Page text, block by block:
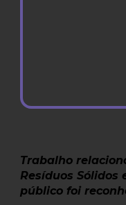
Trabalho
Resíduos Sólidos
público foi